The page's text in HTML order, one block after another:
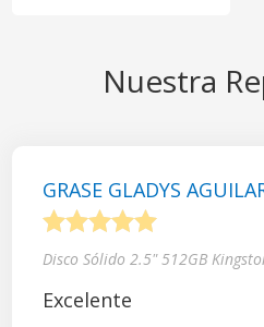
Nuestra
GRASE GLADYS
Disco Sólido 2.5" 512GB
Excelente